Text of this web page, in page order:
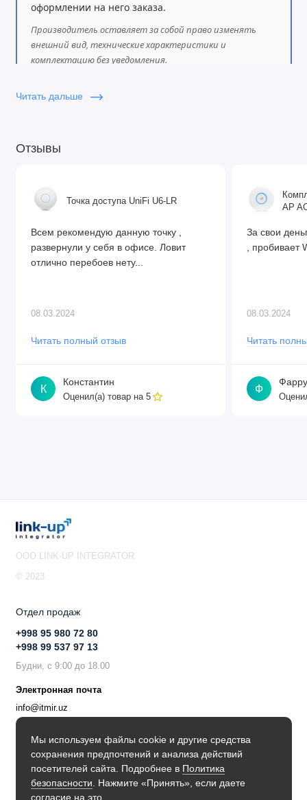
оформлении на него заказа.
Производитель оставляет за собой право изменять
внешний вид, технические характеристики и
комплектацию без уведомления.
Читать дальше
Отзывы
Точка доступа UniFi U6-LR
Всем рекомендую данную точку ,
развернули у себя в офисе. Ловит
отлично перебоев нету...
08.03.2024
Читать полный отзыв
К
Константин
Оценил(а) товар на 5
AP
За свои
, пробивает
08.03.2024
Читать
Ф
Мы используем файлы cookie и другие средства
сохранения предпочтений и анализа действий
посетителей сайта. Подробнее в Политика
безопасности . Нажмите «Принять», если даете
согласие на это.
OOO LINK-UP INTEGRATOR
© 2023
Отдел продаж
+998 95 980 72 80
+998 99 537 97 13
Будни, с 9:00 до 18.00
Электронная почта
info@itmir.uz
Поддержка в мессенджере
Будьте в курсе наших новостей!